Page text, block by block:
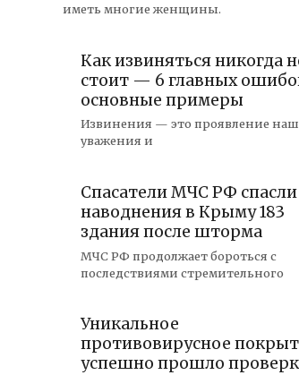
иметь многие женщины.
Как извиняться никогда
стоит — 6 главных
основные примеры
Извинения — это проявление
уважения и
Спасатели МЧС РФ
наводнения в Крыму 183
здания после шторма
МЧС РФ продолжает бороться с
последствиями стремительного
Уникальное
противовирусное
успешно прошло